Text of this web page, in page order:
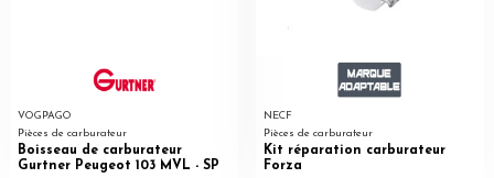
VOGPAGO
Pièces de carburateur
Boisseau de carburateur
Gurtner Peugeot 103 MVL - SP
NECF
Pièces de carburateur
Kit réparation carburateur
Forza